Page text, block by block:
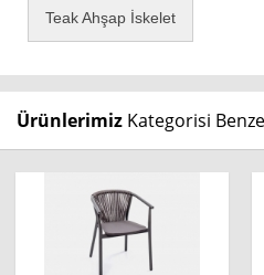
Teak Ahşap İskelet
Ürünlerimiz Kategorisi